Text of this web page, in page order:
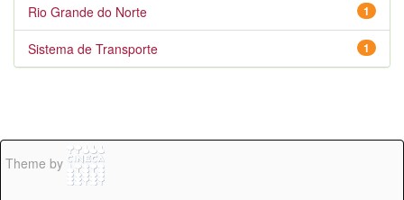
1
Rio Grande do Norte
1
Sistema de Transporte
Theme by